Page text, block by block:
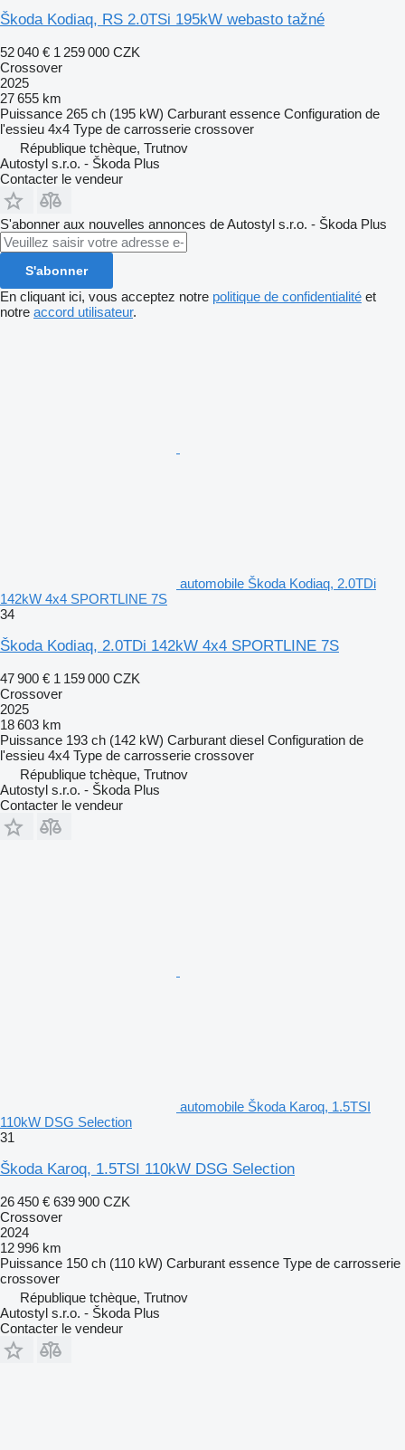
Škoda Kodiaq, RS 2.0TSi 195kW webasto tažné
52 040 € 1 259 000 CZK
Crossover
2025
27 655 km
Puissance 265 ch (195 kW) Carburant essence Configuration de
l'essieu 4x4 Type de carrosserie crossover
République tchèque, Trutnov
Autostyl s.r.o. - Škoda Plus
Contacter le vendeur
S'abonner aux nouvelles annonces de Autostyl s.r.o. - Škoda Plus
S'abonner
En cliquant ici, vous acceptez notre politique de confidentialité et
notre accord utilisateur.
automobile Škoda Kodiaq, 2.0TDi
142kW 4x4 SPORTLINE 7S
34
Škoda Kodiaq, 2.0TDi 142kW 4x4 SPORTLINE 7S
47 900 € 1 159 000 CZK
Crossover
2025
18 603 km
Puissance 193 ch (142 kW) Carburant diesel Configuration de
l'essieu 4x4 Type de carrosserie crossover
République tchèque, Trutnov
Autostyl s.r.o. - Škoda Plus
Contacter le vendeur
automobile Škoda Karoq, 1.5TSI
110kW DSG Selection
31
Škoda Karoq, 1.5TSI 110kW DSG Selection
26 450 € 639 900 CZK
Crossover
2024
12 996 km
Puissance 150 ch (110 kW) Carburant essence Type de carrosserie
crossover
République tchèque, Trutnov
Autostyl s.r.o. - Škoda Plus
Contacter le vendeur